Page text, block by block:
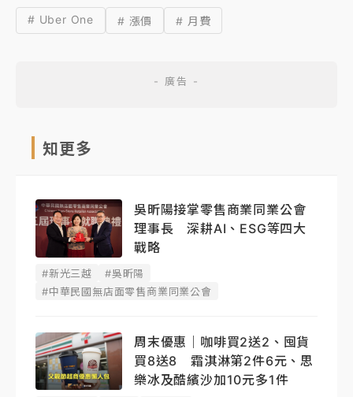
# Uber One # 漲價 # 月費
知更多
吳昕陽接掌零售商業同業公會
理事長 深耕AI、ESG等四大
戰略
#新光三越
#吳昕陽
#中華民國無店面零售商業同業公會
周末優惠｜咖啡買2送2、囤貨
買8送8 霜淇淋第2件6元、思
樂冰及酷繽沙加10元多1件